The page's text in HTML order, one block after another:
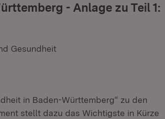
- Anlage zu Teil 1:
Gesundheit
in Baden-Württemberg“ zu den
stellt dazu das Wichtigste in Kürze